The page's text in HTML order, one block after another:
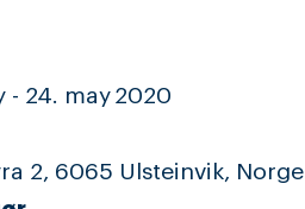
- 24. may 2020
2, 6065 Ulsteinvik, Norge